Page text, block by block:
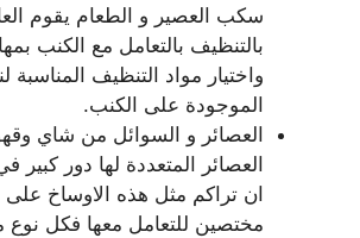
سكب العصير و الطعام يقوم
بالتنظيف بالتعامل مع الكنب
واختيار مواد التنظيف المناسبة
الموجودة على الكنب.
العصائر و السوائل من شاي
العصائر المتعددة لها دور كبير
ان تراكم مثل هذه الاوساخ على
مختصين للتعامل معها فكل نوع